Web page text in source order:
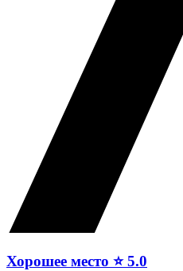
Хорошее место ⭐ 5.0